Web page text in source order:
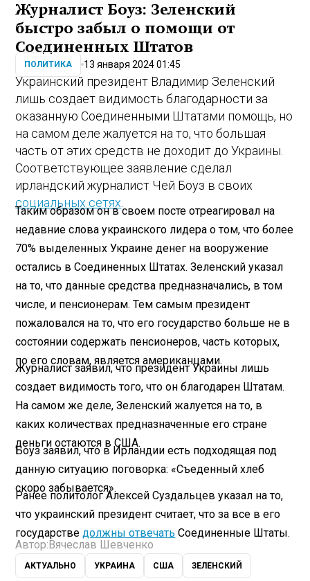
Журналист Боуз: Зеленский
быстро забыл о помощи от
Соединенных Штатов
ПОЛИТИКА 13 января 2024 01:45
Украинский президент Владимир Зеленский
лишь создает видимость благодарности за
оказанную Соединенными Штатами помощь, но
на самом деле жалуется на то, что большая
часть от этих средств не доходит до Украины.
Соответствующее заявление сделал
ирландский журналист Чей Боуз в своих
социальных сетях
Таким образом он в своем посте отреагировал на
недавние слова украинского лидера о том, что более
70% выделенных Украине денег на вооружение
остались в Соединенных Штатах. Зеленский указал
на то, что данные средства предназначались, в том
числе, и пенсионерам. Тем самым президент
пожаловался на то, что его государство больше не в
состоянии содержать пенсионеров, часть которых,
по его словам, является американцами.
Журналист заявил, что президент Украины лишь
создает видимость того, что он благодарен Штатам.
На самом же деле, Зеленский жалуется на то, в
каких количествах предназначенные его стране
деньги остаются в США.
Боуз заявил, что в Ирландии есть подходящая под
данную ситуацию поговорка: «Съеденный хлеб
скоро забывается».
Ранее политолог Алексей Суздальцев указал на то,
что украинский президент считает, что за все в его
государстве должны отвечать Соединенные Штаты.
Автор:Вячеслав Шевченко
АКТУАЛЬНО УКРАИНА США ЗЕЛЕНСКИЙ